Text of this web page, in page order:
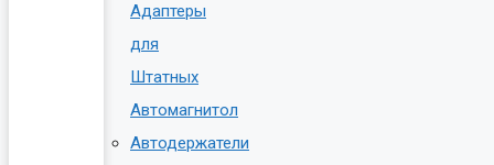
Адаптеры
для
Штатных
Автомагнитол
Автодержатели